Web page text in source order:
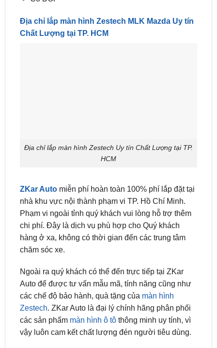
Địa chỉ lắp màn hình Zestech MLK Mazda Uy tín
Chất Lượng tại TP. HCM
Địa chỉ lắp màn hình Zestech Uy tín Chất Lượng tại TP.
HCM
ZKar Automiễn phí hoàn toàn 100% phí lắp đặt tại
nhà khu vực nội thành phạm vi TP. Hồ Chí Minh.
Phạm vi ngoài tỉnh quý khách vui lòng hỗ trợ thêm
chi phí. Đây là dịch vụ phù hợp cho Quý khách
hàng ở xa, không có thời gian đến các trung tâm
chăm sóc xe.
Ngoài ra quý khách có thể đến trực tiếp tại ZKar
Auto để được tư vấn mẫu mã, tính năng cũng như
các chế độ bảo hành, quà tặng của màn hình
Zestech. ZKar Auto là đại lý chính hãng phân phối
các sản phẩm màn hình ô tôthông minh uy tính, vì
vậy luôn cam kết chất lượng đén người tiêu dùng.